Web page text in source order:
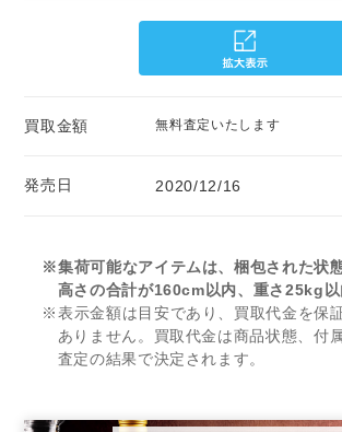
買取金額 無料査定いたします
発売日 2020/12/16
※集荷可能なアイテムは、梱包された状
高さの合計が160cm以内、重さ25kg以
※表示金額は目安であり、買取代金を保
ありません。買取代金は商品状態、付
査定の結果で決定されます。